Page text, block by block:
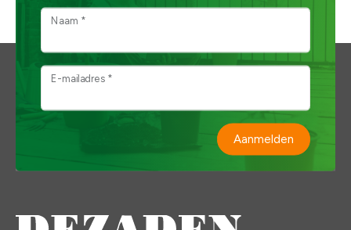
Naam *
E-mailadres *
Aanmelden